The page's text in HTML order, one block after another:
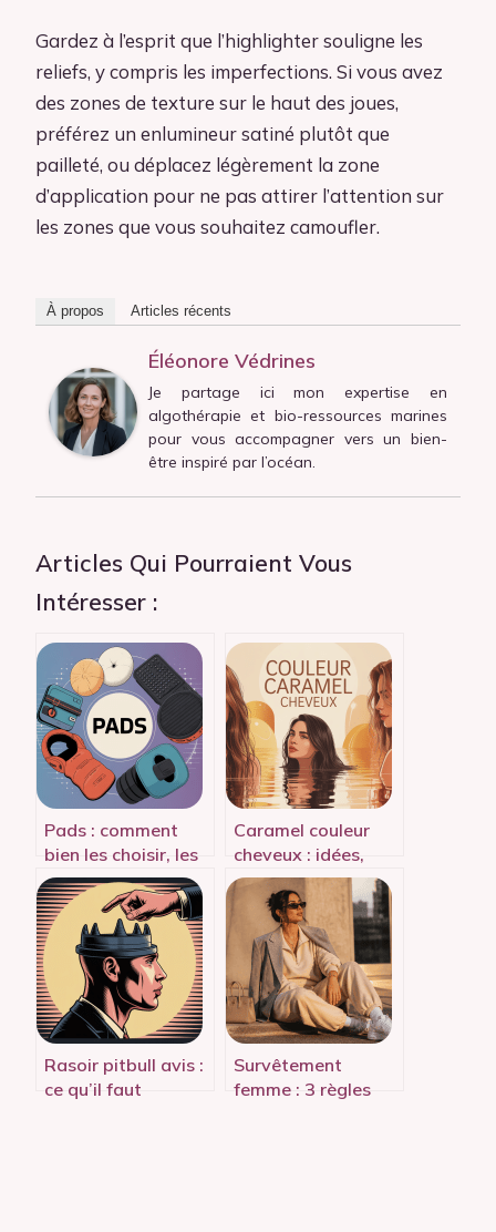
Gardez à l’esprit que l’highlighter souligne les
reliefs, y compris les imperfections. Si vous avez
des zones de texture sur le haut des joues,
préférez un enlumineur satiné plutôt que
pailleté, ou déplacez légèrement la zone
d’application pour ne pas attirer l’attention sur
les zones que vous souhaitez camoufler.
À propos Articles récents
Éléonore Védrines
Je partage ici mon expertise en
algothérapie et bio-ressources marines
pour vous accompagner vers un bien-
être inspiré par l’océan.
Articles Qui Pourraient Vous
Intéresser :
Pads : comment
bien les choisir, les
utiliser et les
optimiser au
quotidien
Caramel couleur
cheveux : idées,
nuanciers et
conseils pour un
résultat canon
Rasoir pitbull avis :
ce qu’il faut
Survêtement
femme : 3 règles